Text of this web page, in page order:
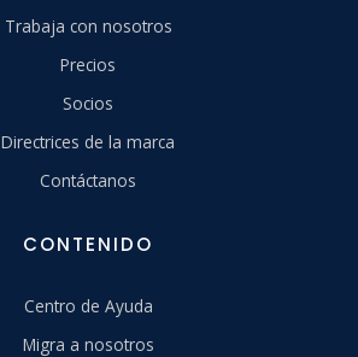
Trabaja con nosotros
Precios
Socios
Directrices de la marca
Contáctanos
CONTENIDO
Centro de Ayuda
Migra a nosotros